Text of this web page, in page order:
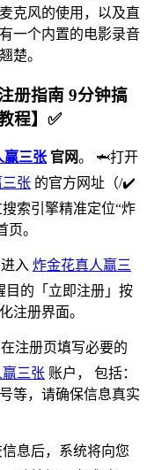
克风的使用，以及直
一个内置的电影录音
楚。
册指南 9分钟搞
程】✅
赢三张 官网。 🦈打开
张 的官方网址（/✔️
索引擎精准定位“炸
。
入 炸金花真人赢三
目的「立即注册」按
注册界面。
注册页填写必要的
三张 账户， 包括：
等，请确保信息真实
息后，系统将向您